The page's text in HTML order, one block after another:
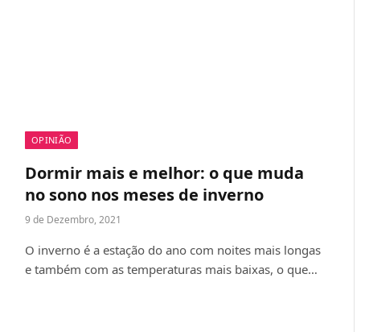
OPINIÃO
Dormir mais e melhor: o que muda
no sono nos meses de inverno
9 de Dezembro, 2021
O inverno é a estação do ano com noites mais longas
e também com as temperaturas mais baixas, o que…